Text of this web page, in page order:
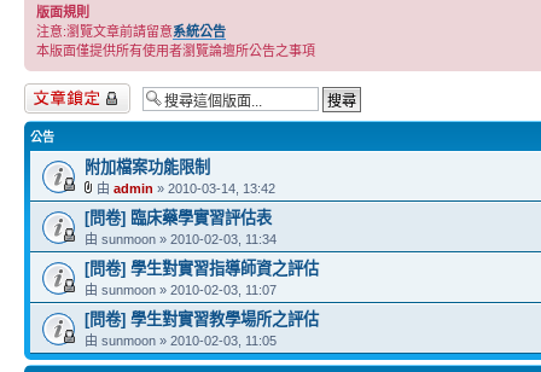
版面規則
注意:瀏覽文章前請留意系統公告
本版面僅提供所有使用者瀏覽論壇所公告之事項
版面鎖定
公告
附加檔案功能限制
由 admin » 2010-03-14, 13:42
[問卷] 臨床藥學實習評估表
由 sunmoon » 2010-02-03, 11:34
[問卷] 學生對實習指導師資之評估
由 sunmoon » 2010-02-03, 11:07
[問卷] 學生對實習教學場所之評估
由 sunmoon » 2010-02-03, 11:05